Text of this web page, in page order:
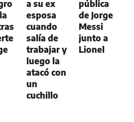
a su ex
esposa
cuando
salía de
trabajar y
luego la
atacó con
un
cuchillo
pública
de Jorge
Messi
junto a
Lionel